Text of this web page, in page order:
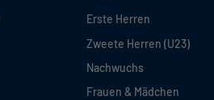
Erste Herren
Zweete Herren (U23)
Nachwuchs
Frauen & Mädchen